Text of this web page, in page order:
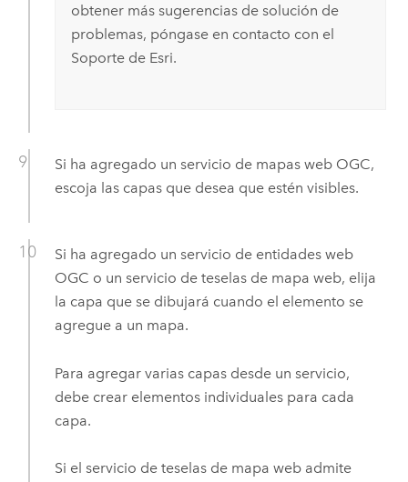
obtener más sugerencias de solución de
problemas, póngase en contacto con el
Soporte de Esri.
Si ha agregado un servicio de mapas web OGC,
escoja las capas que desea que estén visibles.
Si ha agregado un servicio de entidades web
OGC o un servicio de teselas de mapa web, elija
la capa que se dibujará cuando el elemento se
agregue a un mapa.
Para agregar varias capas desde un servicio,
debe crear elementos individuales para cada
capa.
Si el servicio de teselas de mapa web admite